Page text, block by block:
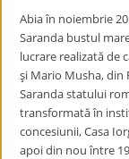
Abia în noiembrie
Saranda bustul
lucrare realizată de
şi Mario Musha, din
Saranda statului
transformată în
concesiunii, Casa
apoi din nou între